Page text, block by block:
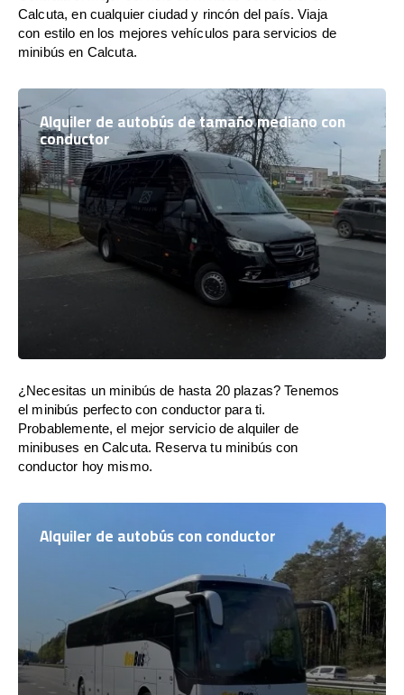
Calcuta, en cualquier ciudad y rincón del país. Viaja
con estilo en los mejores vehículos para servicios de
minibús en Calcuta.
Alquiler de autobús de tamaño mediano con
conductor
¿Necesitas un minibús de hasta 20 plazas? Tenemos
el minibús perfecto con conductor para ti.
Probablemente, el mejor servicio de alquiler de
minibuses en Calcuta. Reserva tu minibús con
conductor hoy mismo.
Alquiler de autobús con conductor